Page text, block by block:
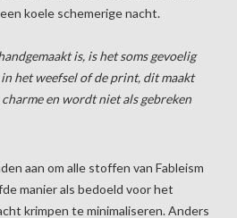
koele schemerige nacht.
is, is het soms gevoelig
het weefsel of de print, dit maakt
en wordt niet als gebreken
aan om alle stoffen van Fableism
manier als bedoeld voor het
krimpen te minimaliseren. Anders